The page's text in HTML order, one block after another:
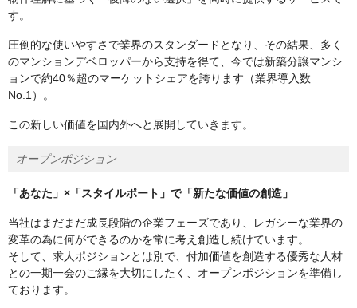
す。
圧倒的な使いやすさで業界のスタンダードとなり、その結果、多く
のマンションデベロッパーから支持を得て、今では新築分譲マンシ
ョンで約40％超のマーケットシェアを誇ります（業界導入数
No.1）。
この新しい価値を国内外へと展開していきます。
オープンポジション
「あなた」×「スタイルポート」で「新たな価値の創造」
当社はまだまだ成長段階の企業フェーズであり、レガシーな業界の
変革の為に何ができるのかを常に考え創造し続けています。
そして、求人ポジションとは別で、付加価値を創造する優秀な人材
との一期一会のご縁を大切にしたく、オープンポジションを準備し
ております。